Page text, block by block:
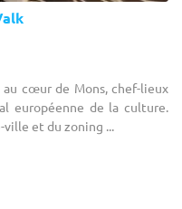
cœur de Mons, chef-lieux
européenne de la culture.
ville et du zoning ...